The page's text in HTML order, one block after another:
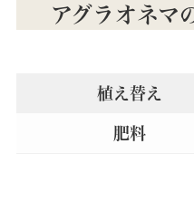
アグラオネマ
植え替え
肥料